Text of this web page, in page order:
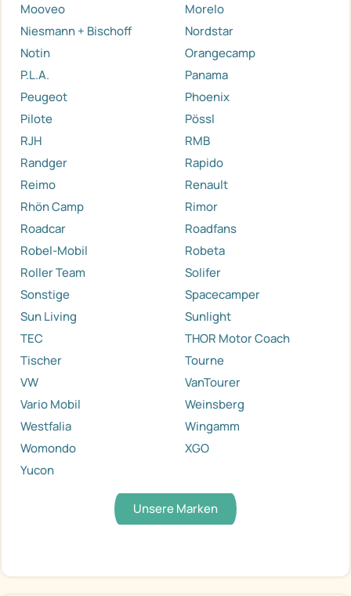
Mooveo
Morelo
Niesmann + Bischoff
Nordstar
Notin
Orangecamp
P.L.A.
Panama
Peugeot
Phoenix
Pilote
Pössl
RJH
RMB
Randger
Rapido
Reimo
Renault
Rhön Camp
Rimor
Roadcar
Roadfans
Robel-Mobil
Robeta
Roller Team
Solifer
Sonstige
Spacecamper
Sun Living
Sunlight
TEC
THOR Motor Coach
Tischer
Tourne
VW
VanTourer
Vario Mobil
Weinsberg
Westfalia
Wingamm
Womondo
XGO
Yucon
Unsere Marken